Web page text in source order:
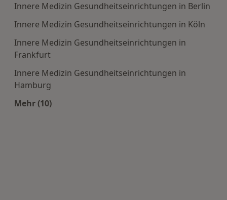
Innere Medizin Gesundheitseinrichtungen in Berlin
Innere Medizin Gesundheitseinrichtungen in Köln
Innere Medizin Gesundheitseinrichtungen in
Frankfurt
Innere Medizin Gesundheitseinrichtungen in
Hamburg
Mehr (10)